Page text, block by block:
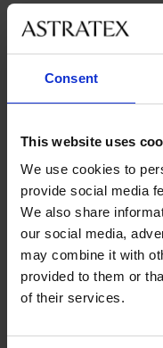
Consent
This website uses
We use cookies to
provide social media
We also share
our social media,
may combine it with
provided to them or
of their services.
Zákaznická
V pracovních dnech od
info@astratex.cz
Newsletter
Nenechte si ujít žádnou